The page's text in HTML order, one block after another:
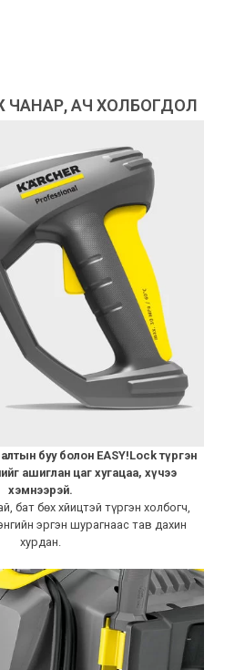
АЧ ХОЛБОГДОЛ
буу болон EASY!Lock түргэн
ашиглан цаг хугацаа, хүчээ
хэмнээрэй.
бат бөх хйицтэй түргэн холбогч,
эргэн шурагнаас тав дахин
хурдан.